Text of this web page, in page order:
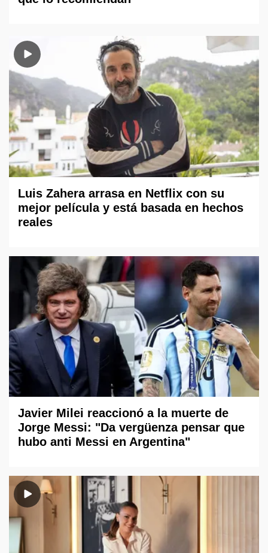
Luis Zahera arrasa en Netflix con su
mejor película y está basada en hechos
reales
Javier Milei reaccionó a la muerte de
Jorge Messi: "Da vergüenza pensar que
hubo anti Messi en Argentina"